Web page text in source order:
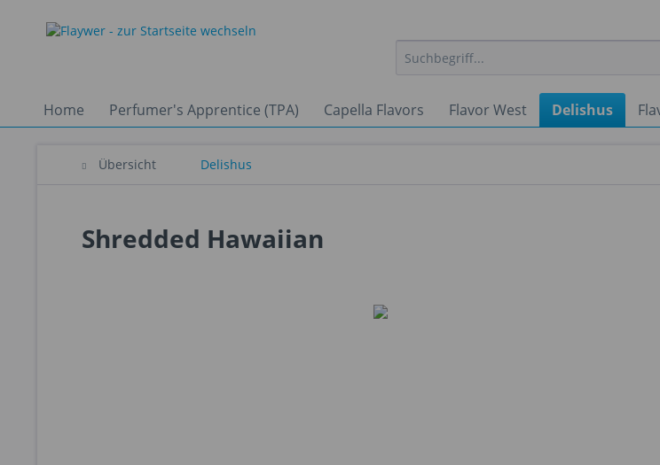
Home Perfumer's Apprentice (TPA) Capella Flavors Flavor West Delishus
Übersicht Delishus
Shredded Hawaiian